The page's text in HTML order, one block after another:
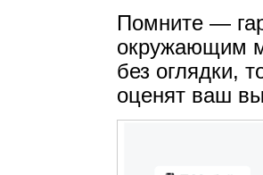
Помните —
окружающим
без оглядки,
оценят ваш